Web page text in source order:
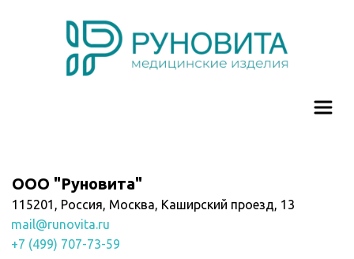
ООО "Руновита"
115201, Россия, Москва, Каширский проезд, 13
mail@runovita.ru
+7 (499) 707-73-59